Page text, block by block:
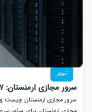
۷ مزیت مهم برای کسب‌وکارهای آنلاین ایرانی